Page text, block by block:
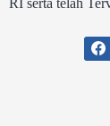
RI serta telah